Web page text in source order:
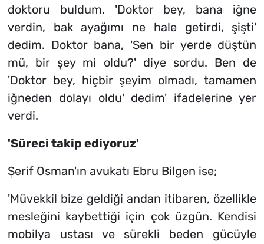
doktoru buldum. 'Doktor bey, bana iğne
verdin, bak ayağımı ne hale getirdi, şişti'
dedim. Doktor bana, 'Sen bir yerde düştün
mü, bir şey mi oldu?' diye sordu. Ben de
'Doktor bey, hiçbir şeyim olmadı, tamamen
iğneden dolayı oldu' dedim' ifadelerine yer
verdi.
'Süreci takip ediyoruz'
Şerif Osman'ın avukatı Ebru Bilgen ise;
'Müvekkil bize geldiği andan itibaren, özellikle
mesleğini kaybettiği için çok üzgün. Kendisi
mobilya ustası ve sürekli beden gücüyle